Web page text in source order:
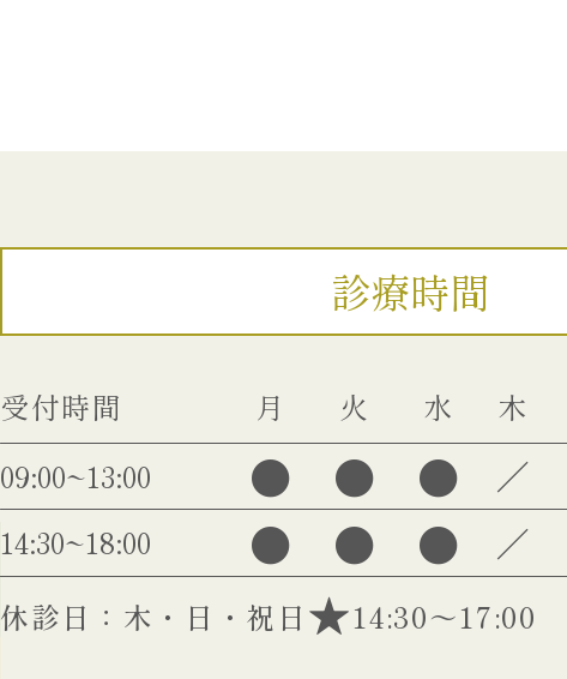
診療時間
受付時間 月 火 水 木
09:00~13:00
● ● ● ／
14:30~18:00 ● ● ● ／
休診日：木・日・祝日 14:30～17:00